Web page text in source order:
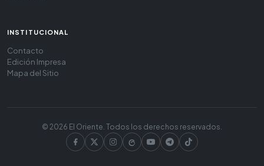
INSTITUCIONAL
Contacto
Edición Impresa
Mapa del Sitio
© 2026 El Oriente. Todos los derechos reservados.